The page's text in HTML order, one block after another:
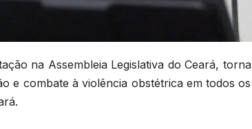
na Assembleia Legislativa do Ceará, torna
e combate à violência obstétrica em todos os